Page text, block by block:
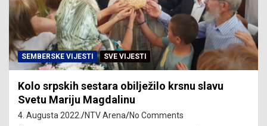
SEMBERSKE VIJESTI SVE VIJESTI
Kolo srpskih sestara obilježilo krsnu slavu
Svetu Mariju Magdalinu
4. Augusta 2022. NTV Arena No Comments